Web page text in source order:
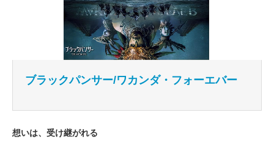
ブラックパンサー/ワカンダ・フォーエバー
想いは、受け継がれる